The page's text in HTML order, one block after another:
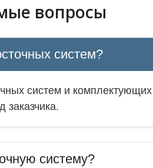
вопросы
систем?
систем и
заказчика.
систему?